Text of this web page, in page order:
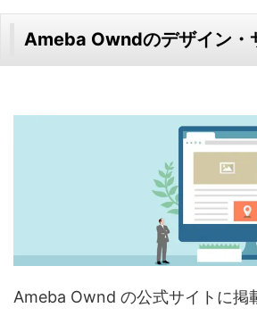
Ameba Owndのデザイン・
Ameba Ownd の公式サイトに掲